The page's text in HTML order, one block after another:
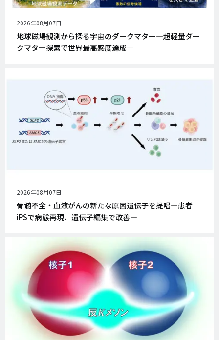
公
開
日
2026年08月07日
地球磁場観測から探る宇宙のダークマター―超軽量ダー
クマター探索で世界最高感度達成―
公
開
日
2026年08月07日
骨髄不全・血液がんの新たな原因遺伝子を提唱―患者
iPSで病態再現、遺伝子編集で改善―